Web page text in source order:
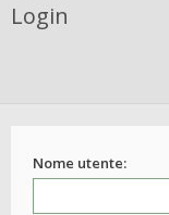
Login
Nome utente: